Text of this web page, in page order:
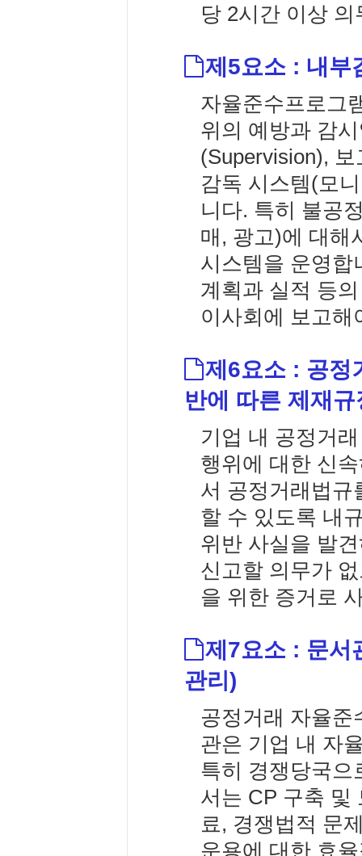
당 2시간 이상
제5요소 : 내부
자율준수프로그
위의 예방과 감
(Supervision),
감독 시스템(모
니다. 특히 불공
매, 광고)에 대해
시스템을 운영합
계획과 실적 등
이사회에 보고해
제6요소 : 공정
반에 따른 제재
기업 내 공정거
행위에 대한 신
서 공정거래법규
할 수 있도록 내
위반 사실을 발
신고할 의무가
을 위한 증거로
제7요소 : 문서
관리)
공정거래 자율
관은 기업 내 자
특히 경쟁당국으
서는 CP 구축 및
료, 경쟁법적 문
운용에 대한 효